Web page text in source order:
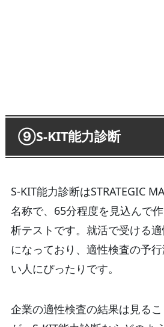
⑨S‐KIT能力診断
S-KIT能力診断はSTRATEGIC
名称で、65分程度を見込んで
析テストです。就活で受ける
になっており、適性検査の予
い人にぴったりです。
企業の適性検査の結果は見る